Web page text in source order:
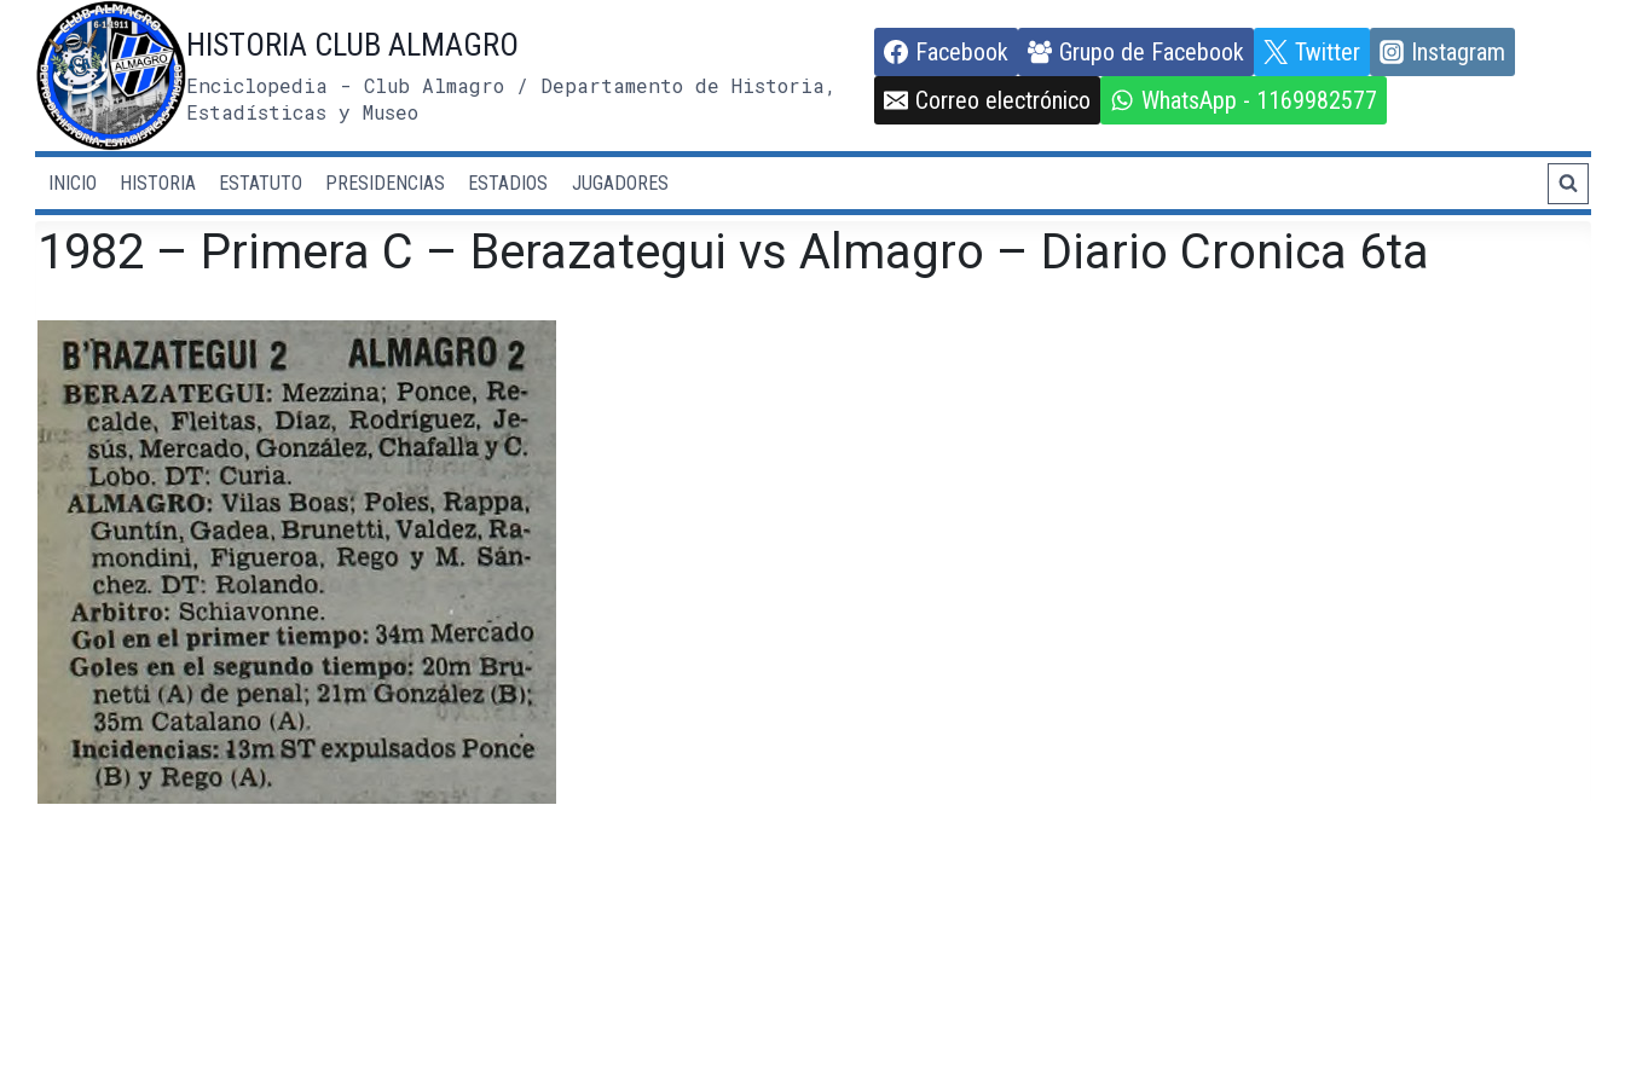
contenido
HISTORIA CLUB ALMAGRO
Enciclopedia - Club Almagro / Departamento de Historia,
Estadísticas y Museo
Facebook Grupo de Facebook Twitter
Instagram
Correo electrónico
WhatsApp - 1169982577
INICIO HISTORIA ESTATUTO PRESIDENCIAS ESTADIOS JUGADORES
1982 – Primera C – Berazategui vs Almagro – Diario Cronica 6ta